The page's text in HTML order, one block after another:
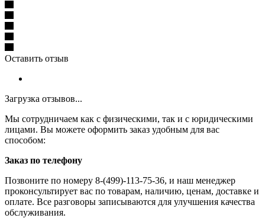
Оставить отзыв
Загрузка отзывов...
Мы сотрудничаем как с физическими, так и с юридическими
лицами. Вы можете оформить заказ удобным для вас
способом:
Заказ по телефону
Позвоните по номеру 8-(499)-113-75-36, и наш менеджер
проконсультирует вас по товарам, наличию, ценам, доставке и
оплате. Все разговоры записываются для улучшения качества
обслуживания.